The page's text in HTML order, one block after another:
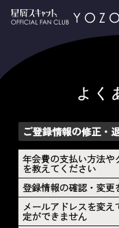
よく
ご登録情報の修正・
年会費の支払い方法や
を教えてください
登録情報の確認・変更
メールアドレスを変
定ができません